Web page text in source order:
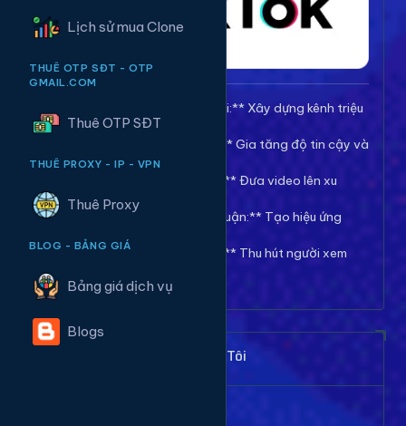
Lịch sử mua Clone
THUÊ OTP SĐT - OTP
GMAIL.COM
Thuê OTP SĐT
THUÊ PROXY - IP - VPN
Thuê Proxy
BLOG - BẢNG GIÁ
Bảng giá dịch vụ
Blogs
🚀 **Tăng Follow/Theo dõi:** Xây dựng kênh triệu
follow uy tín.
❤️ **Tăng Tim/Like Video:** Gia tăng độ tin cậy và
viral cho video.
👀 **Tăng View/Lượt xem:** Đưa video lên xu
hướng nhanh chóng.
💬 **Tăng Comment/Bình luận:** Tạo hiệu ứng
thảo luận sôi nổi.
👁️ **Tăng Mắt Livestream:** Thu hút người xem
Khách Hàng Nói Gì Về Chúng Tôi